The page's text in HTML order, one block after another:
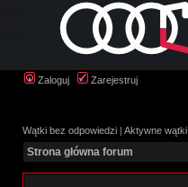
Zaloguj Zarejestruj
Wątki bez odpowiedzi | Aktywne wątki
Strona główna forum